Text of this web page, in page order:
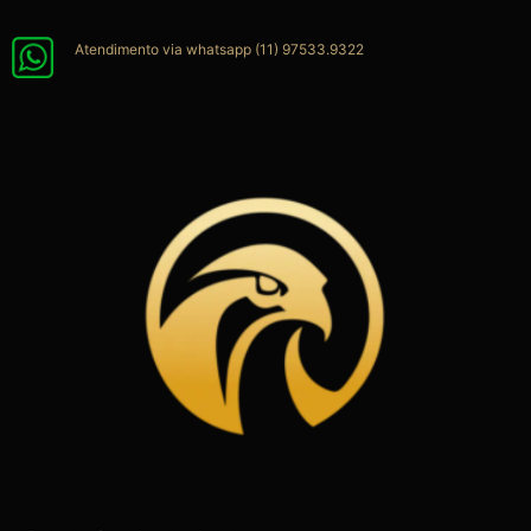
para
Atendimento via whatsapp (11) 97533.9322